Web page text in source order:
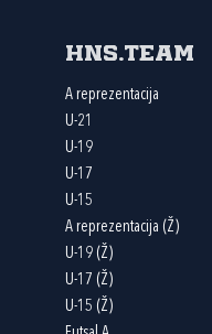
HNS.team
A reprezentacija
U-21
U-19
U-17
U-15
A reprezentacija (Ž)
U-19 (Ž)
U-17 (Ž)
U-15 (Ž)